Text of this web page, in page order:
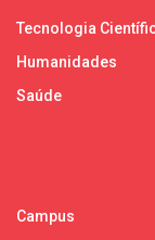
Tecnologia
Humanidades
Saúde
Campus